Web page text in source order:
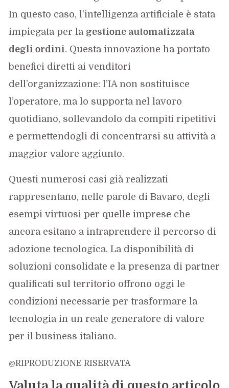
In questo caso, l’intelligenza artificiale è stata
impiegata per la gestione automatizzata
degli ordini. Questa innovazione ha portato
benefici diretti ai venditori
dell’organizzazione: l’IA non sostituisce
l’operatore, ma lo supporta nel lavoro
quotidiano, sollevandolo da compiti ripetitivi
e permettendogli di concentrarsi su attività a
maggior valore aggiunto.
Questi numerosi casi già realizzati
rappresentano, nelle parole di Bavaro, degli
esempi virtuosi per quelle imprese che
ancora esitano a intraprendere il percorso di
adozione tecnologica. La disponibilità di
soluzioni consolidate e la presenza di partner
qualificati sul territorio offrono oggi le
condizioni necessarie per trasformare la
tecnologia in un reale generatore di valore
per il business italiano.
@RIPRODUZIONE RISERVATA